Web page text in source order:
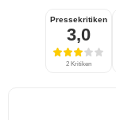
Pressekritiken
3,0
2 Kritiken